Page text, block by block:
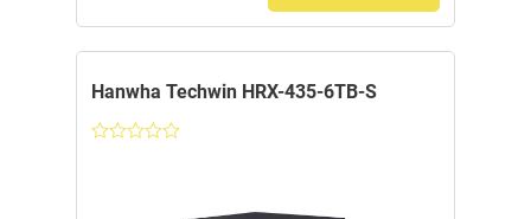
Hanwha Techwin HRX-435-6TB-S